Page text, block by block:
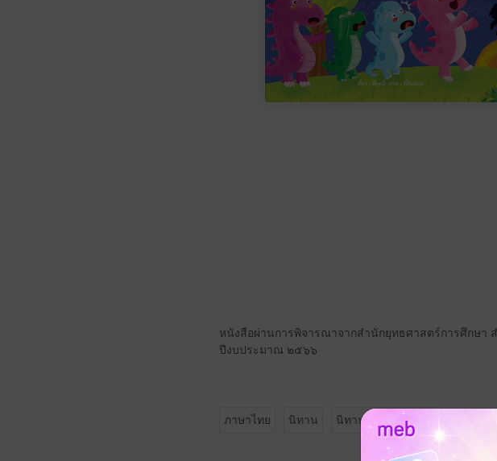
หนังสือผ่านการพิจารณาจากสำนักยุทธศาสตร์การศึกษา
ปีงบประมาณ ๒๕๖๖
ภาษาไทย นิทาน นิทานส่งเสริมความรู้